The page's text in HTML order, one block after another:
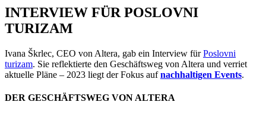
Image
INTERVIEW FÜR POSLOVNI
TURIZAM
Ivana Škrlec, CEO von Altera, gab ein Interview fürPoslovni
turizam. Sie reflektierte den Geschäftsweg von Altera und verriet
aktuelle Pläne – 2023 liegt der Fokus aufnachhaltigen Events.
DER GESCHÄFTSWEG VON ALTERA